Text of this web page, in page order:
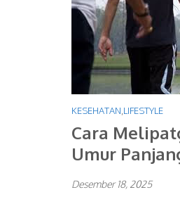
KESEHATAN LIFESTYLE
Cara
Umur
Desember 18, 2025